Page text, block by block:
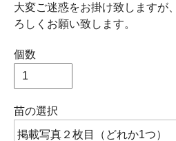
大変ご迷惑をお掛け致しますが
ろしくお願い致します。
個数
苗の選択